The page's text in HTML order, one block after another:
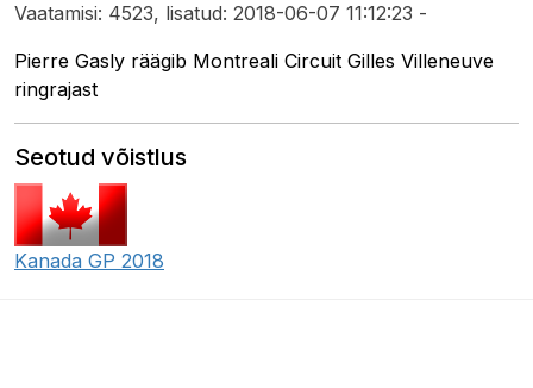
Vaatamisi: 4523, lisatud: 2018-06-07 11:12:23 -
Pierre Gasly räägib Montreali Circuit Gilles Villeneuve
ringrajast
Seotud võistlus
Kanada GP 2018